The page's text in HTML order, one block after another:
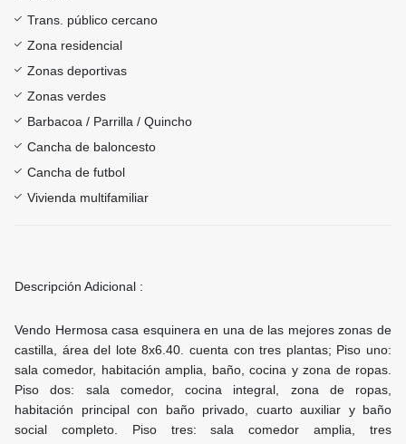
Trans. público cercano
Zona residencial
Zonas deportivas
Zonas verdes
Barbacoa / Parrilla / Quincho
Cancha de baloncesto
Cancha de futbol
Vivienda multifamiliar
Descripción Adicional :
Vendo Hermosa casa esquinera en una de las mejores zonas de
castilla, área del lote 8x6.40. cuenta con tres plantas; Piso uno:
sala comedor, habitación amplia, baño, cocina y zona de ropas.
Piso dos: sala comedor, cocina integral, zona de ropas,
habitación principal con baño privado, cuarto auxiliar y baño
social completo. Piso tres: sala comedor amplia, tres